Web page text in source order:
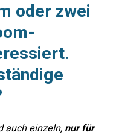
oder zwei
auch einzeln, nur für